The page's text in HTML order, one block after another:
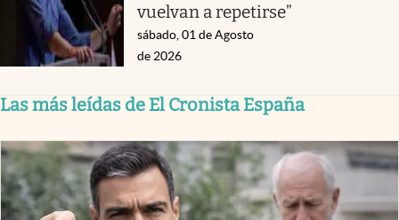
vuelvan a repetirse”
sábado, 01 de Agosto
de 2026
Las más leídas de El Cronista España